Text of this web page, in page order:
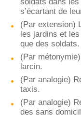
s’écartant de
(Par extension)
les jardins et les
que des soldats.
(Par
larcin.
(Par analogie)
taxis.
(Par analogie)
des sans